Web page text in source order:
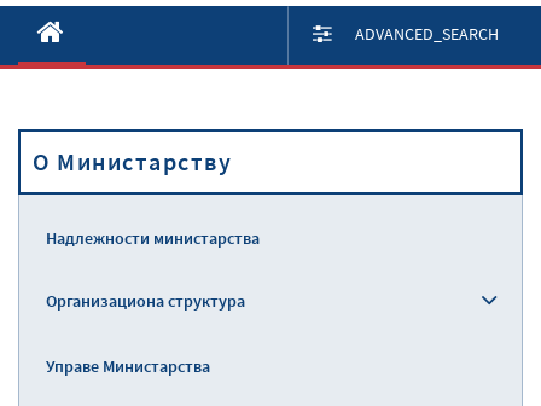
O Министарству
Активности
Прописи
ADVANCED_SEARCH
O Министарству
Надлежности министарства
Организациона структура
Управе Министарства